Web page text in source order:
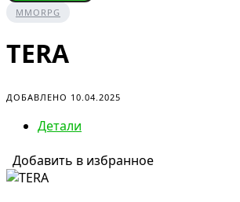
MMORPG
TERA
ДОБАВЛЕНО 10.04.2025
Детали
Добавить в избранное